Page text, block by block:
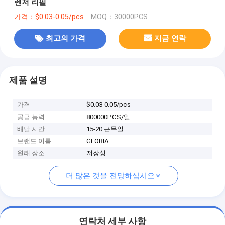
렌저 리필
가격：$0.03-0.05/pcs MOQ：30000PCS
최고의 가격 지금 연락
제품 설명
가격
$0.03-0.05/pcs
공급 능력
800000PCS/일
배달 시간
15-20 근무일
브랜드 이름
GLORIA
원래 장소
저장성
더 많은 것을 전망하십시오
연락처 세부 사항